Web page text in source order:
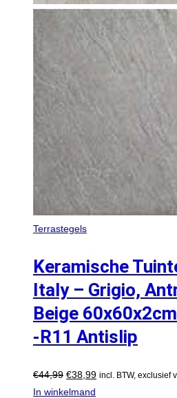
Terrastegels
Keramische
Italy – Grigio,
Beige
-R11 Antislip
€44,99 €38,99 incl. BTW, exclusief
In winkelmand